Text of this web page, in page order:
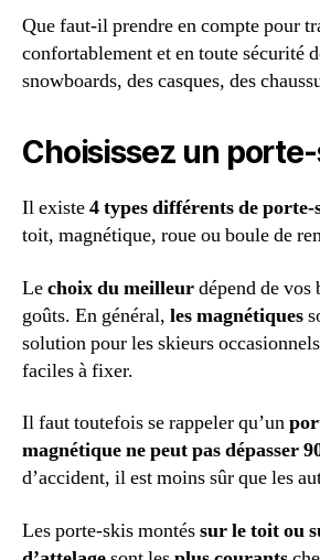
Que faut-il prendre en compte pour
confortablement et en toute sécurité
snowboards, des casques, des
Choisissez un
Il existe4 types différents de porte-
toit, magnétique, roue ou boule de
Lechoix du meilleurdépend de vos
goûts. En général, les magnétiques
solution pour les skieurs
faciles à fixer.
Il faut toutefois se rappeler qu’un
magnétique ne peut pas dépasser
d’accident, il est moins sûr que les
Les porte-skis montéssur le toit ou